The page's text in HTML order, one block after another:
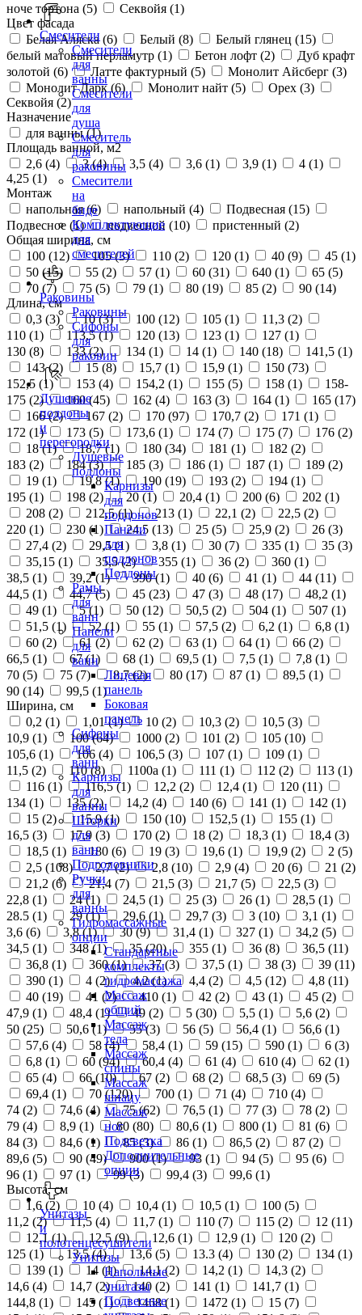
Смесители
Смесители
для
ванны
Смесители
для
душа
Смеситель
для
раковины
Смесители
на
биде
Комплектующие
для
смесителей
Раковины
Раковины
Сифоны
для
раковин
Душевые
поддоны
и
перегородки
Душевые
поддоны
Карнизы
для
поддонов
Панели
для
поддонов
Поддоны
Рамы
для
ванн
Панели
для
ванн
Лицевая
панель
Боковая
панель
Сифоны
для
ванн
Карнизы
для
ванны
Шторки
для
ванн
Подголовники
Ручки
для
ванны
Гидромассажные
опции
Стандартные
комплекты
гидромассажа
Массаж
общий
Массаж
тела
Массаж
спины
Массаж
шиацу
Массаж
ног
Подсветка
Дополнительные
опции
Унитазы
и
полотенцесушители
Унитазы
Напольные
унитазы
Подвесные
ноче тортона (5) Секвойя (1)
Цвет фасада
Белая Аляска (6) Белый (8) Белый глянец (15)
белый матовый перламутр (1) Бетон лофт (2)
Дуб крафт
золотой (6) Латте фактурный (5) Монолит Айсберг (3)
Монолит Дарк (6) Монолит найт (5) Орех (3)
Секвойя (2)
Назначение
для ванны (1)
Площадь ванной, м2
2,6 (4) 3 (4) 3,5 (4) 3,6 (1) 3,9 (1) 4 (1)
4,25 (1)
Монтаж
напольная (6) напольный (4) Подвесная (15)
Подвесное (1) подвесной (10) пристенный (2)
Общая ширина, см
100 (12) 105 (3) 110 (2) 120 (1) 40 (9) 45 (1)
50 (15) 55 (2) 57 (1) 60 (31) 640 (1) 65 (5)
70 (7) 75 (5) 79 (1) 80 (19) 85 (2) 90 (14)
Длина, см
0,3 (3) 10 (3) 100 (12) 105 (1) 11,3 (2)
110 (1) 113,5 (1) 120 (13) 123 (1) 127 (1)
130 (8) 133 (2) 134 (1) 14 (1) 140 (18) 141,5 (1)
143 (2) 15 (8) 15,7 (1) 15,9 (1) 150 (73)
152,5 (1) 153 (4) 154,2 (1) 155 (5) 158 (1)
158-
175 (2) 160 (45) 162 (4) 163 (3) 164 (1) 165 (17)
166 (2) 167 (2) 170 (97) 170,7 (2) 171 (1)
172 (1) 173 (5) 173,6 (1) 174 (7) 175 (7) 176 (2)
18 (1) 18,7 (1) 180 (34) 181 (1) 182 (2)
183 (2) 184 (3) 185 (3) 186 (1) 187 (1) 189 (2)
19 (1) 19,8 (1) 190 (19) 193 (2) 194 (1)
195 (1) 198 (2) 20 (1) 20,4 (1) 200 (6) 202 (1)
208 (2) 212,5 (1) 213 (1) 22,1 (2) 22,5 (2)
220 (1) 230 (1) 24,5 (13) 25 (5) 25,9 (2) 26 (3)
27,4 (2) 29,5 (1) 3,8 (1) 30 (7) 335 (1) 35 (3)
35,15 (1) 35,5 (2) 355 (1) 36 (2) 360 (1)
38,5 (1) 39,2 (1) 390 (1) 40 (6) 41 (1) 44 (11)
44,5 (1) 44,7 (5) 45 (23) 47 (3) 48 (17) 48,2 (1)
49 (1) 5 (1) 50 (12) 50,5 (2) 504 (1) 507 (1)
51,5 (1) 52 (1) 55 (1) 57,5 (2) 6,2 (1) 6,8 (1)
60 (2) 61 (2) 62 (2) 63 (1) 64 (1) 66 (2)
66,5 (1) 67 (1) 68 (1) 69,5 (1) 7,5 (1) 7,8 (1)
70 (5) 75 (7) 8,7 (2) 80 (17) 87 (1) 89,5 (1)
90 (14) 99,5 (1)
Ширина, см
0,2 (1) 1,01 (1) 10 (2) 10,3 (2) 10,5 (3)
10,9 (1) 100 (64) 1000 (2) 101 (2) 105 (10)
105,6 (1) 106 (4) 106,5 (3) 107 (1) 109 (1)
11,5 (2) 110 (8) 1100а (1) 111 (1) 112 (2) 113 (1)
116 (1) 116,5 (1) 12,2 (2) 12,4 (1) 120 (11)
134 (1) 135 (2) 14,2 (4) 140 (6) 141 (1) 142 (1)
15 (2) 15,9 (1) 150 (10) 152,5 (1) 155 (1)
16,5 (3) 17,9 (3) 170 (2) 18 (2) 18,3 (1) 18,4 (3)
18,5 (1) 180 (6) 19 (3) 19,6 (1) 19,9 (2) 2 (5)
2,5 (108) 2,7 (2) 2,8 (10) 2,9 (4) 20 (6) 21 (2)
21,2 (6) 21,4 (7) 21,5 (3) 21,7 (5) 22,5 (3)
22,8 (1) 24 (1) 24,5 (1) 25 (3) 26 (1) 28,5 (1)
28.5 (1) 29 (1) 29,6 (1) 29,7 (3) 3 (10) 3,1 (1)
3,6 (6) 3,8 (1) 30 (9) 31,4 (1) 327 (1) 34,2 (5)
34,5 (1) 348 (1) 35 (20) 355 (1) 36 (8) 36,5 (11)
36,8 (1) 360 (1) 37 (3) 37,5 (1) 38 (3) 39 (11)
390 (1) 4 (2) 4,2 (1) 4,4 (2) 4,5 (12) 4,8 (11)
40 (19) 41 (2) 410 (1) 42 (2) 43 (1) 45 (2)
47,9 (1) 48,4 (1) 49 (2) 5 (30) 5,5 (1) 5,6 (2)
50 (25) 50,6 (1) 55 (3) 56 (5) 56,4 (1) 56,6 (1)
57,6 (4) 58 (4) 58,4 (1) 59 (15) 590 (1) 6 (3)
6,8 (1) 60 (94) 60,4 (4) 61 (4) 610 (4) 62 (1)
65 (4) 66 (10) 67 (2) 68 (2) 68,5 (3) 69 (5)
69,4 (1) 70 (120) 700 (1) 71 (4) 710 (4)
74 (2) 74,6 (4) 75 (62) 76,5 (1) 77 (3) 78 (2)
79 (4) 8,9 (1) 80 (80) 80,6 (1) 800 (1) 81 (6)
84 (3) 84,6 (1) 85 (3) 86 (1) 86,5 (2) 87 (2)
89,6 (5) 90 (49) 900 (1) 93 (1) 94 (5) 95 (6)
96 (1) 97 (1) 99 (3) 99,4 (3) 99,6 (1)
Высота, см
1,6 (2) 10 (4) 10,4 (1) 10,5 (1) 100 (5)
11,2 (2) 11,5 (4) 11,7 (1) 110 (7) 115 (2) 12 (11)
12,1 (1) 12,5 (9) 12,6 (1) 12,9 (1) 120 (2)
125 (1) 13,5 (4) 13,6 (5) 13.3 (4) 130 (2) 134 (1)
139 (1) 14 (1) 14,1 (2) 14,2 (1) 14,3 (2)
14,6 (4) 14,7 (2) 140 (2) 141 (1) 141,7 (1)
144,8 (1) 145 (1) 1468 (1) 1472 (1) 15 (7)